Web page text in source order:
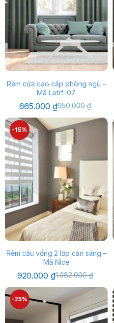
Rèm cửa cao cấp phòng ngủ –
Mã Latif-07
950.000₫
Giá
gốc
950.000 ₫.
665.000 ₫Giá
hiện
là:
665.000 ₫.
-15%
Rèm cầu vồng 2 lớp cản sáng –
Mã Nice
1.082.000₫
Giá
1.082.000 ₫.
920.000 ₫Giá
là:
920.000 ₫.
-25%